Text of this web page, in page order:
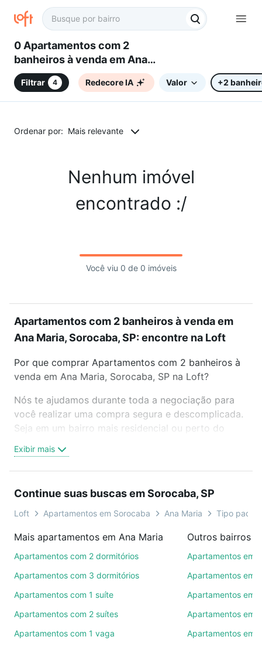
0 Apartamentos com 2
banheiros à venda em Ana
Maria, Sorocaba, SP
Filtrar 4 Redecore IA Valor +2
Ordenar por: Mais relevante
Nenhum imóvel
encontrado :/
Você viu 0 de 0 imóveis
Apartamentos com 2 banheiros à venda em
Ana Maria, Sorocaba, SP: encontre na Loft
Por que comprar Apartamentos com 2 banheiros à
venda em Ana Maria, Sorocaba, SP na Loft?
Nós te ajudamos durante toda a negociação para
você realizar uma compra segura e descomplicada.
Seja em um bairro mais residencial ou perto do
oferta ideal de Apartamentos com 2 banheiros à
venda em Ana Maria, Sorocaba, SP para conquistar
videochamada, é grátis, sem compromisso e você
ainda conta com mais de 46 mil corretores e
de imóveis.
Como escolher um imóvel?
ruas, bairros e até condomínios favoritos. Você
também pode usar os filtros como quantidade de
quartos, suítes, com ou sem vaga de garagem para
Exibir mais
Continue suas buscas em Sorocaba, SP
Loft Apartamentos em Sorocaba Ana Maria Tipo
Mais apartamentos em Ana Maria
Apartamentos com 2 dormitórios
Apartamentos com 3 dormitórios
Apartamentos com 1 suíte
Apartamentos com 2 suítes
Apartamentos com 1 vaga
Outros bairros
Apartamentos em
Apartamentos em
Apartamentos em
Apartamentos em
Apartamentos em